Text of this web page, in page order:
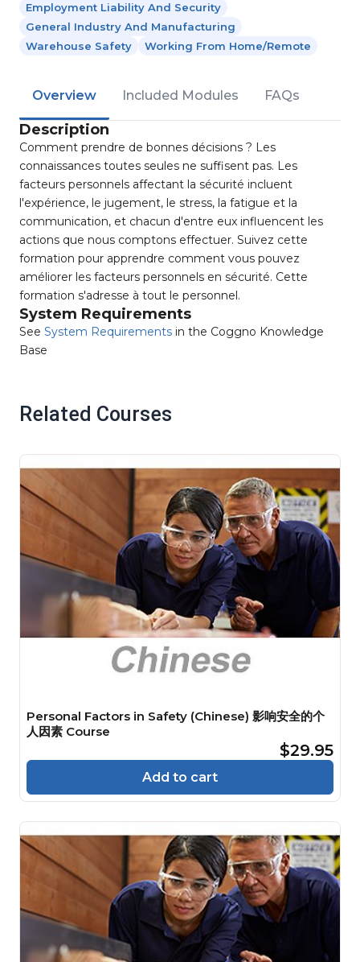
Employment Liability And Security
General Industry And Manufacturing
Warehouse Safety
Working From Home/Remote
Overview Included Modules FAQs
Description
Comment prendre de bonnes décisions ? Les
connaissances toutes seules ne suffisent pas. Les
facteurs personnels affectant la sécurité incluent
l'expérience, le jugement, le stress, la fatigue et la
communication, et chacun d'entre eux influencent les
actions que nous comptons effectuer. Suivez cette
formation pour apprendre comment vous pouvez
améliorer les facteurs personnels en sécurité. Cette
formation s'adresse à tout le personnel.
System Requirements
See System Requirements in the Coggno Knowledge
Base
Related Courses
Personal Factors in Safety (Chinese) 影响安全的个
人因素 Course
$29.95
Add to cart